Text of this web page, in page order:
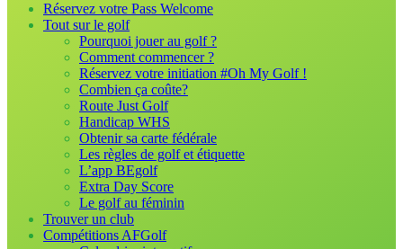
Réservez votre Pass Welcome
Tout sur le golf
Pourquoi jouer au golf ?
Comment commencer ?
Réservez votre initiation #Oh My Golf !
Combien ça coûte?
Route Just Golf
Handicap WHS
Obtenir sa carte fédérale
Les règles de golf et étiquette
L’app BEgolf
Extra Day Score
Le golf au féminin
Trouver un club
Compétitions AFGolf